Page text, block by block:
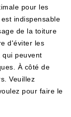
pour les
indispensable
de la toiture
d'éviter les
qui peuvent
À côté de
Veuillez
pour faire le